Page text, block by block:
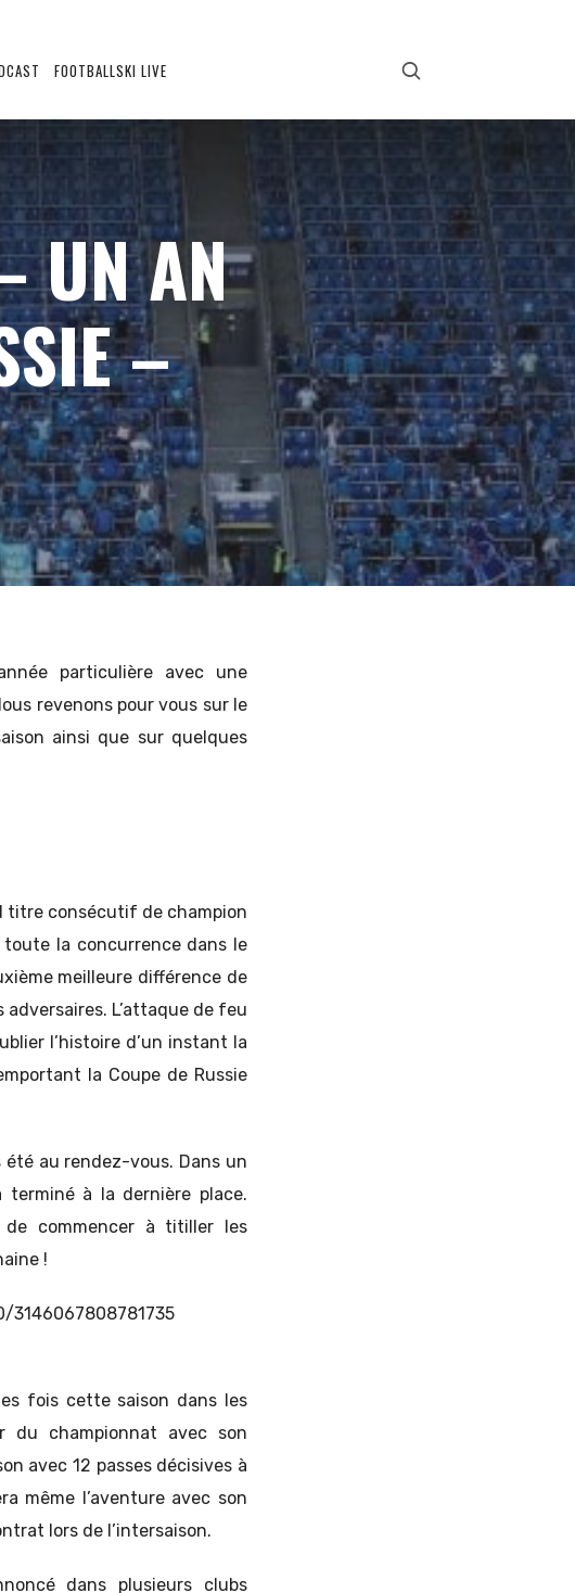
FOOTBALLSKI LIVE
UN AN
–
particulière avec une
revenons pour vous sur le
ainsi que sur quelques
titre consécutif de champion
toute la concurrence dans le
meilleure différence de
adversaires. L’attaque de feu
l’histoire d’un instant la
la Coupe de Russie
été au rendez-vous. Dans un
à la dernière place.
commencer à titiller les
!
3146067808781735
fois cette saison dans les
du championnat avec son
avec 12 passes décisives à
même l’aventure avec son
lors de l’intersaison.
dans plusieurs clubs